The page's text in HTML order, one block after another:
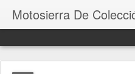
Motosierra De